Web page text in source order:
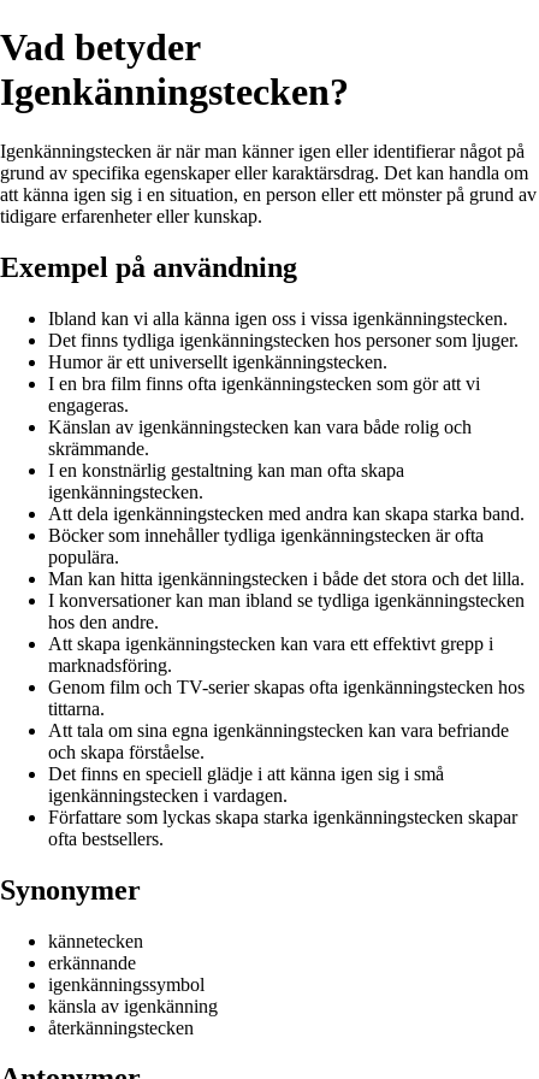
Vad betyder
Igenkänningstecken?
Igenkänningstecken är när man känner igen eller identifierar något på
grund av specifika egenskaper eller karaktärsdrag. Det kan handla om
att känna igen sig i en situation, en person eller ett mönster på grund av
tidigare erfarenheter eller kunskap.
Exempel på användning
Ibland kan vi alla känna igen oss i vissa igenkänningstecken.
Det finns tydliga igenkänningstecken hos personer som ljuger.
Humor är ett universellt igenkänningstecken.
I en bra film finns ofta igenkänningstecken som gör att vi
engageras.
Känslan av igenkänningstecken kan vara både rolig och
skrämmande.
I en konstnärlig gestaltning kan man ofta skapa
igenkänningstecken.
Att dela igenkänningstecken med andra kan skapa starka band.
Böcker som innehåller tydliga igenkänningstecken är ofta
populära.
Man kan hitta igenkänningstecken i både det stora och det lilla.
I konversationer kan man ibland se tydliga igenkänningstecken
hos den andre.
Att skapa igenkänningstecken kan vara ett effektivt grepp i
marknadsföring.
Genom film och TV-serier skapas ofta igenkänningstecken hos
tittarna.
Att tala om sina egna igenkänningstecken kan vara befriande
och skapa förståelse.
Det finns en speciell glädje i att känna igen sig i små
igenkänningstecken i vardagen.
Författare som lyckas skapa starka igenkänningstecken skapar
ofta bestsellers.
Synonymer
kännetecken
erkännande
igenkänningssymbol
känsla av igenkänning
återkänningstecken